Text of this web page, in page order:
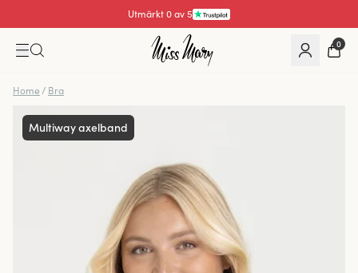
Utmärkt 4.3 av 5
0
Home / Bra
Multiway axelband